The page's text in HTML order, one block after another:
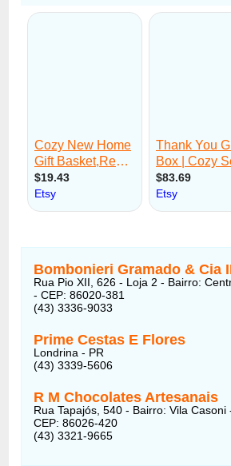
Bombonieri Gramado & Cia
Rua Pio XII, 626 - Loja 2 - Bairro:
- CEP: 86020-381
(43) 3336-9033
Prime Cestas E Flores
Londrina - PR
(43) 3339-5606
R M Chocolates Artesanais
Rua Tapajós, 540 - Bairro: Vila Casoni
CEP: 86026-420
(43) 3321-9665